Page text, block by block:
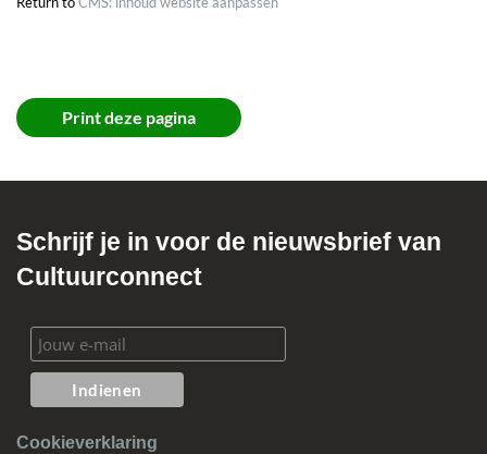
Print deze pagina
Schrijf je in voor de nieuwsbrief van
Cultuurconnect
Cookieverklaring